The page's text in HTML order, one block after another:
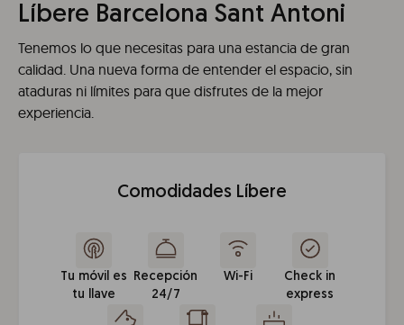
Líbere Barcelona Sant Antoni
Tenemos lo que necesitas para una estancia de gran
calidad. Una nueva forma de entender el espacio, sin
ataduras ni límites para que disfrutes de la mejor
experiencia.
Comodidades Líbere
Tu móvil es
tu llave
Recepción
24/7
Wi-Fi
Check in
express